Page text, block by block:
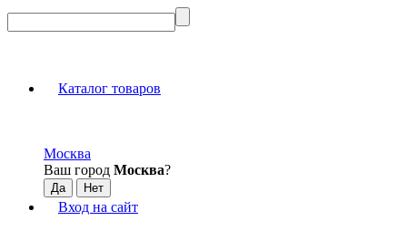
Каталог товаров
Москва
Ваш город Москва?
Вход на сайт